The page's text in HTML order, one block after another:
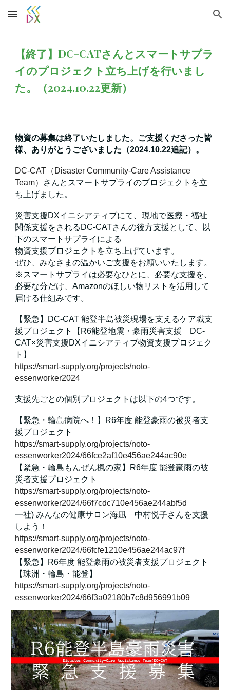
Skip to main content Skip to navigation
【終了】DC-CATさんとスマートサプラ
イのプロジェクト立ち上げを行いまし
た。（2024.10.22更新）
物資の募集は終了いたしました。ご支援くださった皆
様、ありがとうございました（2024.10.22追記）。
DC-CAT（Disaster Community-Care Assistance
Team） さんとスマートサプライのプロジェクトを立
ち上げました。
災害支援DXイニシアティブにて、現地で医療・福祉
関係支援をされるDC-CATさんの後方支援として、以
下のスマートサプライによる
物資支援プロジェクトを立ち上げています。
ぜひ、みなさまの温かいご支援をお願いいたします。
※スマートサプライは必要なひとに、必要な支援を、
必要な分だけ、Amazonのほしい物リストを活用して
届ける仕組みです。
【緊急】DC-CAT 能登半島被災現場を支えるケア職支
援プロジェクト【R6能登地震・豪雨災害支援 DC-
CAT×災害支援DXイニシアティブ物資支援プロジェク
ト】
https://smart-supply.org/projects/noto-
essenworker2024
支援先ごとの個別プロジェクトは以下の4つです。
【緊急・輪島病院へ！】R6年度 能登豪雨の被災者支
援プロジェクト
https://smart-supply.org/projects/noto-
essenworker2024/66fce2af10e456ae244ac90e
【緊急・輪島もんぜん楓の家】R6年度 能登豪雨の被
災者支援プロジェクト
https://smart-supply.org/projects/noto-
essenworker2024/66f7cdc710e456ae244abf5d
一社) みんなの健康サロン海凪 中村悦子さんを支援
しよう！
https://smart-supply.org/projects/noto-
essenworker2024/66fcfe1210e456ae244ac97f
【緊急】R6年度 能登豪雨の被災者支援プロジェクト
【珠洲・輪島・能登】
https://smart-supply.org/projects/noto-
essenworker2024/66f3a02180b7c8d956991b09